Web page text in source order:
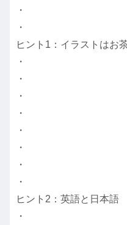
・
・
ヒント1：イラストはお
・
・
・
・
・
・
・
・
ヒント2：英語と日本語
・